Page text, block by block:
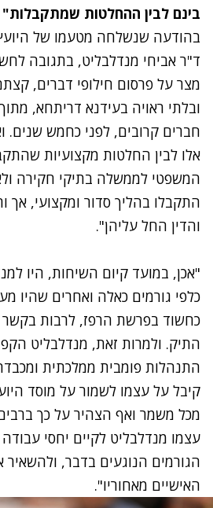
בינם לבין ההחלטות שמתקבלות"
בהודעה שנשלחה מטעמו של
ד"ר אביחי מנדלבליט, בתגובה
מצר על פרסום חילופי דברים,
ובלתי ראויה בעידנא דריתחא,
חברים קרובים, לפני כחמש שנים.
אלו לבין החלטות מקצועיות
המשפטי לממשלה בתיקי חקירה
התקבלו בהליך סדור ומקצועי, אך
והדין החל עליהן".
"אכן, במועד קיום השיחות, היו
כלפי גורמים כאלה ואחרים שהיו
כחשוד בפרשת הרפז, לרבות בקשר
התיק. ולמרות זאת, מנדלבליט
התנהלות פומבית ממלכתית
קיבל על עצמו לשמור על מוסד
מכל משמר ואף הצהיר על כך
עצמו מנדלבליט לקיים יחסי
הגורמים הנוגעים בדבר,
האישיים מאחוריו".